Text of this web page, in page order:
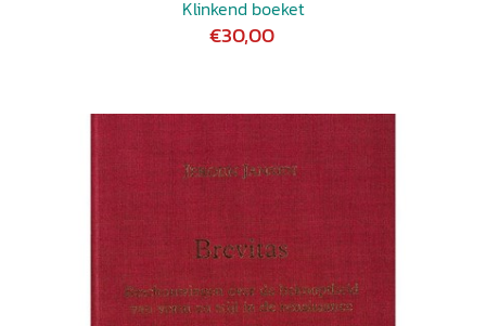
Klinkend boeket
€30,00